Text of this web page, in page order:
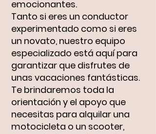
emocionantes.
Tanto si eres un conductor
experimentado como si eres
un novato, nuestro equipo
especializado está aquí para
garantizar que disfrutes de
unas vacaciones fantásticas.
Te brindaremos toda la
orientación y el apoyo que
necesitas para alquilar una
motocicleta o un scooter,